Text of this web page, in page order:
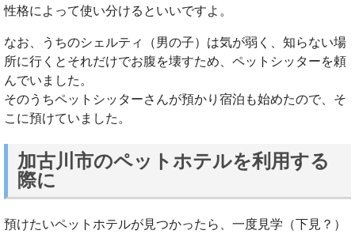
性格によって使い分けるといいですよ。
なお、うちのシェルティ（男の子）は気が弱く、知らない場
所に行くとそれだけでお腹を壊すため、ペットシッターを頼
んでいました。
そのうちペットシッターさんが預かり宿泊も始めたので、そ
こに預けていました。
加古川市のペットホテルを利用する
際に
預けたいペットホテルが見つかったら、一度見学（下見？）